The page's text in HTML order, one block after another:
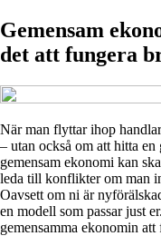
Gemensam
det att fungera
När man flyttar ihop
– utan också om att hitta
gemensam ekonomi kan
leda till konflikter om man
Oavsett om ni är
en modell som passar just
gemensamma ekonomin